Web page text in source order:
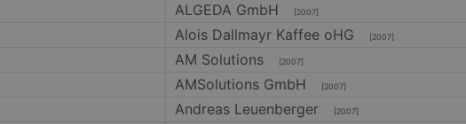
ALGEDA GmbH [2007]
Alois Dallmayr Kaffee oHG [2007]
AM Solutions [2007]
AMSolutions GmbH [2007]
Andreas Leuenberger [2007]